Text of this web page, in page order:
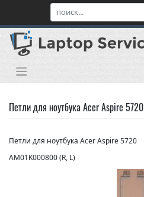
content
Петли для ноутбука Acer Aspire 5720
Петли для ноутбука Acer Aspire 5720
AM01K000800 (R, L)